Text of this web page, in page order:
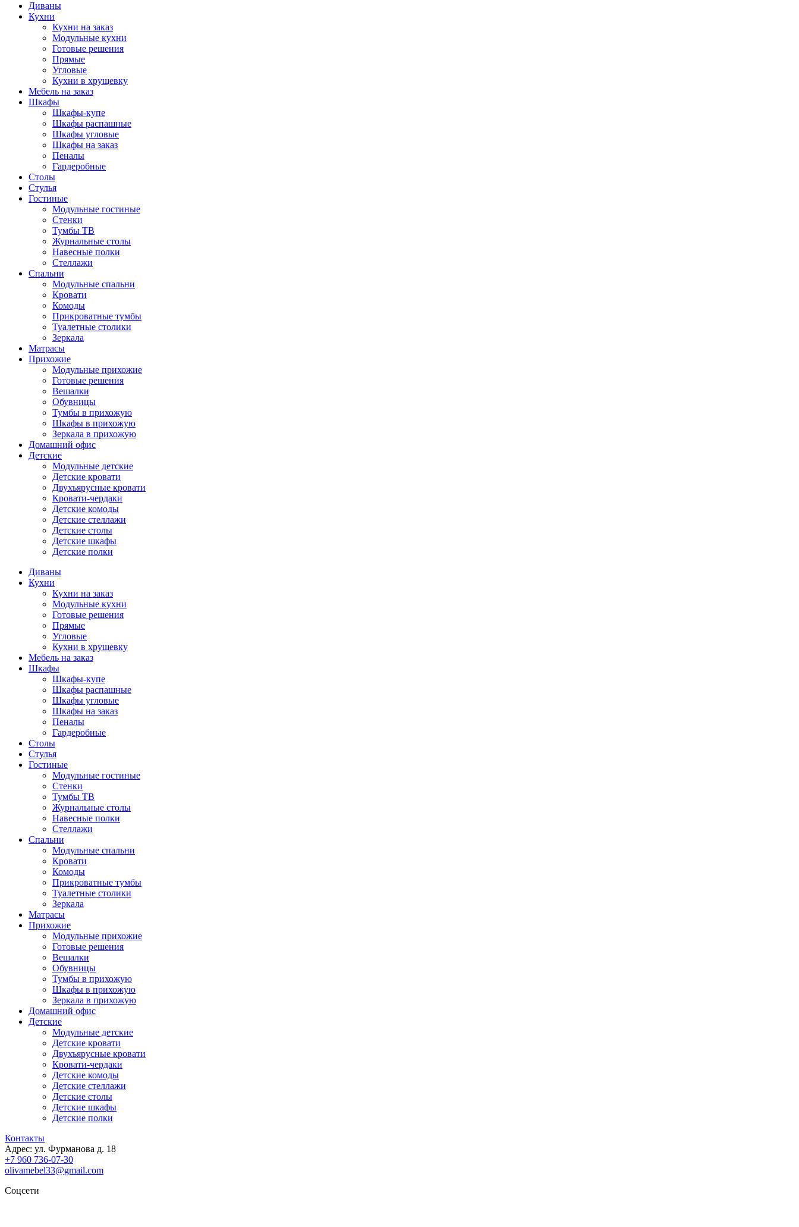
Диваны
Кухни
Кухни на заказ
Модульные кухни
Готовые решения
Прямые
Угловые
Кухни в хрущевку
Мебель на заказ
Шкафы
Шкафы-купе
Шкафы распашные
Шкафы угловые
Шкафы на заказ
Пеналы
Гардеробные
Столы
Стулья
Гостиные
Модульные гостиные
Стенки
Тумбы ТВ
Журнальные столы
Навесные полки
Стеллажи
Спальни
Модульные спальни
Кровати
Комоды
Прикроватные тумбы
Туалетные столики
Зеркала
Матрасы
Прихожие
Модульные прихожие
Готовые решения
Вешалки
Обувницы
Тумбы в прихожую
Шкафы в прихожую
Зеркала в прихожую
Домашний офис
Детские
Модульные детские
Детские кровати
Двухъярусные кровати
Кровати-чердаки
Детские комоды
Детские стеллажи
Детские столы
Детские шкафы
Детские полки
Диваны
Кухни
Кухни на заказ
Модульные кухни
Готовые решения
Прямые
Угловые
Кухни в хрущевку
Мебель на заказ
Шкафы
Шкафы-купе
Шкафы распашные
Шкафы угловые
Шкафы на заказ
Пеналы
Гардеробные
Столы
Стулья
Гостиные
Модульные гостиные
Стенки
Тумбы ТВ
Журнальные столы
Навесные полки
Стеллажи
Спальни
Модульные спальни
Кровати
Комоды
Прикроватные тумбы
Туалетные столики
Зеркала
Матрасы
Прихожие
Модульные прихожие
Готовые решения
Вешалки
Обувницы
Тумбы в прихожую
Шкафы в прихожую
Зеркала в прихожую
Домашний офис
Детские
Модульные детские
Детские кровати
Двухъярусные кровати
Кровати-чердаки
Детские комоды
Детские стеллажи
Детские столы
Детские шкафы
Детские полки
Контакты
Адрес: ул. Фурманова д. 18
+7 960 736-07-30
olivamebel33@gmail.com
Соцсети